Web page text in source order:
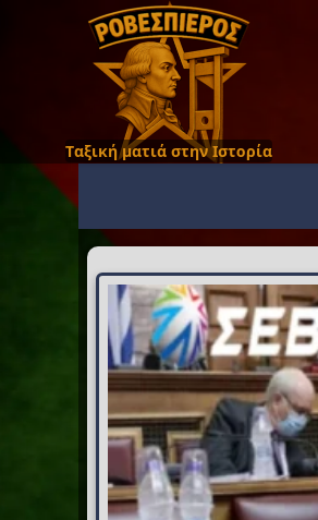
Ταξική ματιά στην Ιστορία